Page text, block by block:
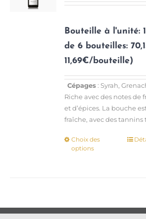
la
du
Bouteille à l'unité:
de 6 bouteilles:
11,69€/bouteille)
Cépages : Syrah,
Riche avec des notes de
et d’épices. La bouche
fraîche, avec des tannins
Choix des
options
Ce